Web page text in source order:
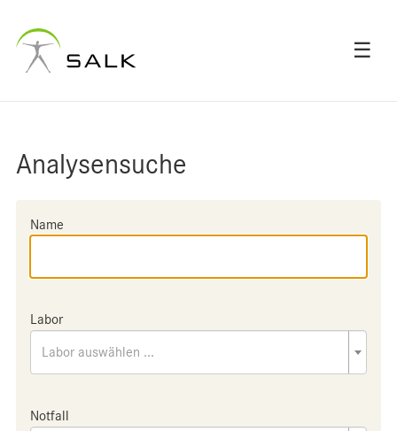
☰
Analysensuche
Name
Labor
Labor auswählen ...
Notfall